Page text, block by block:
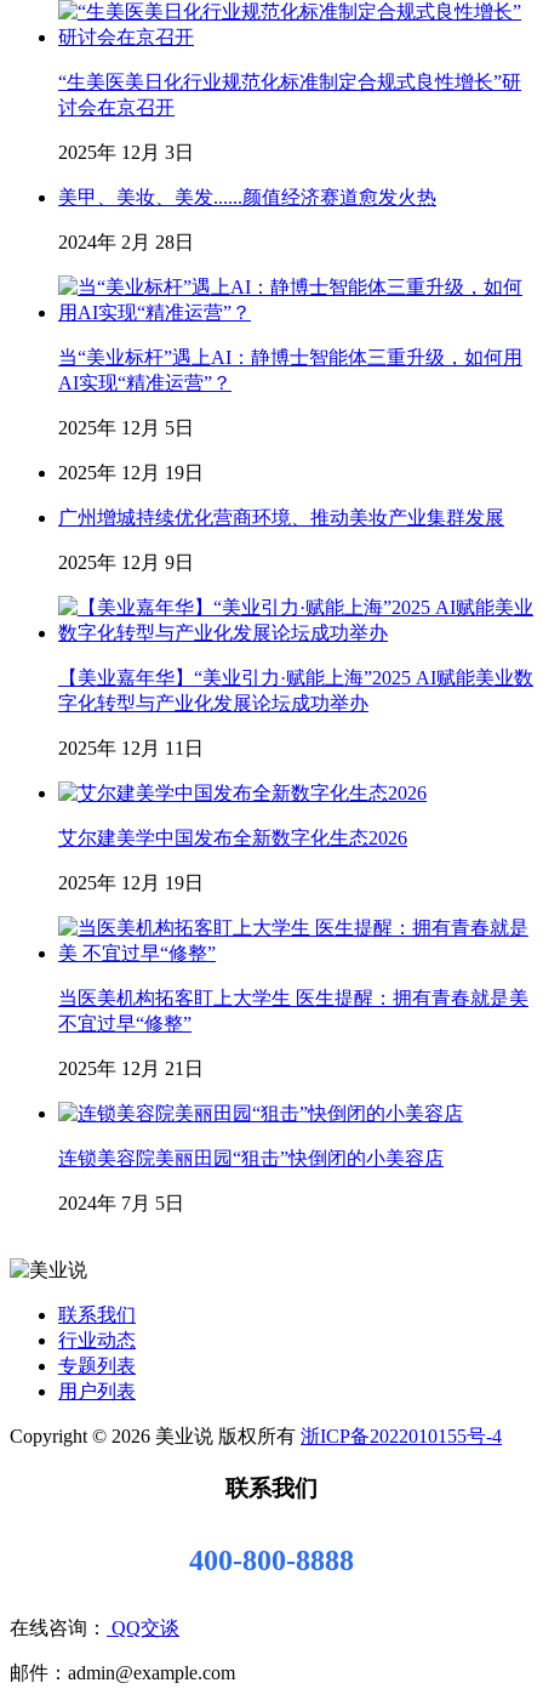
“生美医美日化行业规范化标准制定合规式良性增长”研
讨会在京召开
2025年 12月 3日
美甲、美妆、美发......颜值经济赛道愈发火热
2024年 2月 28日
当“美业标杆”遇上AI：静博士智能体三重升级，如何用
AI实现“精准运营”？
2025年 12月 5日
2025年 12月 19日
广州增城持续优化营商环境、推动美妆产业集群发展
2025年 12月 9日
【美业嘉年华】“美业引力·赋能上海”2025 AI赋能美业数
字化转型与产业化发展论坛成功举办
2025年 12月 11日
艾尔建美学中国发布全新数字化生态2026
2025年 12月 19日
当医美机构拓客盯上大学生 医生提醒：拥有青春就是美
不宜过早“修整”
2025年 12月 21日
连锁美容院美丽田园“狙击”快倒闭的小美容店
2024年 7月 5日
联系我们
行业动态
专题列表
用户列表
Copyright © 2026 美业说 版权所有 浙ICP备2022010155号-4
联系我们
400-800-8888
在线咨询： QQ交谈
邮件：admin@example.com